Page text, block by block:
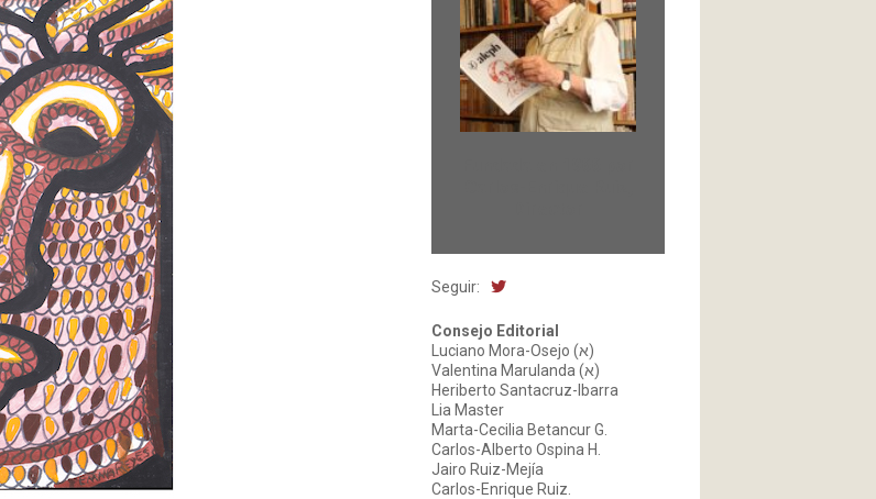
Seguir:
Consejo Editorial
Luciano Mora-Osejo (א)
Valentina Marulanda (א)
Heriberto Santacruz-Ibarra
Lia Master
Marta-Cecilia Betancur G.
Carlos-Alberto Ospina H.
Jairo Ruiz-Mejía
Carlos-Enrique Ruiz.